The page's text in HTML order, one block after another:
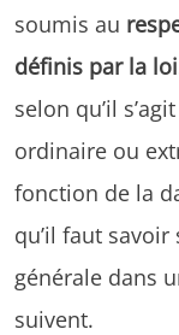
soumis au
définis par la loi
selon qu’il
ordinaire ou
fonction de la
qu’il faut
générale dans
suivent.